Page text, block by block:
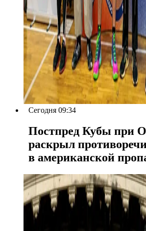
Сегодня 09:34
Постпред Кубы при
раскрыл
в американской